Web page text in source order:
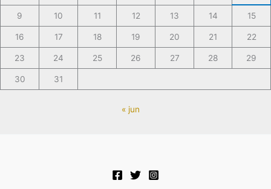
9 10 11 12 13 14 15
16 17 18 19 20 21 22
23 24 25 26 27 28 29
30 31
« jun